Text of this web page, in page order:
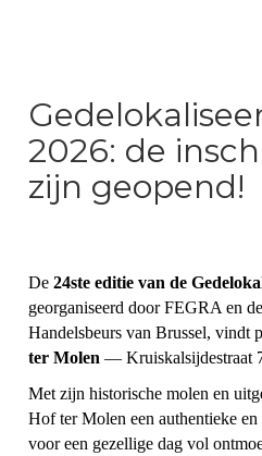
2026: de
zijn geopend!
De 24ste editie van de
georganiseerd door FEGRA en
Handelsbeurs van Brussel, vindt
ter Molen — Kruiskalsijdestraat
Met zijn historische molen en
Hof ter Molen een authentieke
voor een gezellige dag vol